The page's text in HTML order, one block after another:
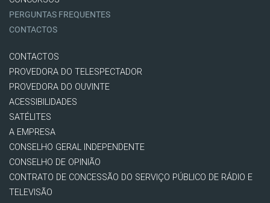
PERGUNTAS FREQUENTES
CONTACTOS
CONTACTOS
PROVEDORA DO TELESPECTADOR
PROVEDORA DO OUVINTE
ACESSIBILIDADES
SATÉLITES
A EMPRESA
CONSELHO GERAL INDEPENDENTE
CONSELHO DE OPINIÃO
CONTRATO DE CONCESSÃO DO SERVIÇO PÚBLICO DE RÁDIO E
TELEVISÃO